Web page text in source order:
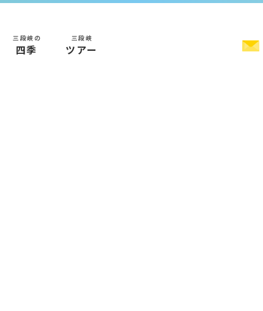
三段峡の
四季
三段峡
ツアー